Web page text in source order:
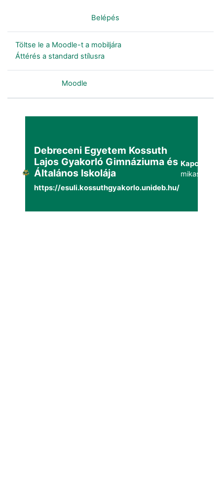
Belépés
Töltse le a Moodle-t a mobiljára
Áttérés a standard stílusra
Moodle
Debreceni Egyetem Kossuth
Lajos Gyakorló Gimnáziuma és
Általános Iskolája
https://esuli.kossuthgyakorlo.unideb.hu/
Kapcsolat: